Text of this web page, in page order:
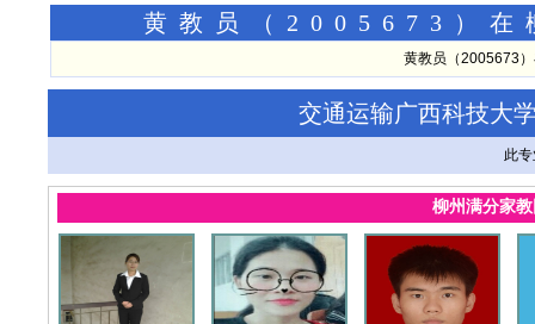
黄教员（2005673）在
黄教员（2005673
交通运输广西科技大
此
柳州满分家